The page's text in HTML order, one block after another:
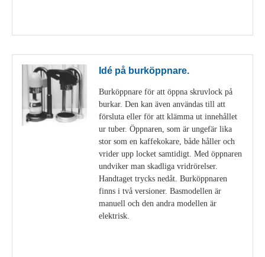
Idé på burköppnare.
Burköppnare för att öppna skruvlock på
burkar. Den kan även användas till att
försluta eller för att klämma ut innehållet
ur tuber. Öppnaren, som är ungefär lika
stor som en kaffekokare, både håller och
vrider upp locket samtidigt. Med öppnaren
undviker man skadliga vridrörelser.
Handtaget trycks nedåt. Burköppnaren
finns i två versioner. Basmodellen är
manuell och den andra modellen är
elektrisk.